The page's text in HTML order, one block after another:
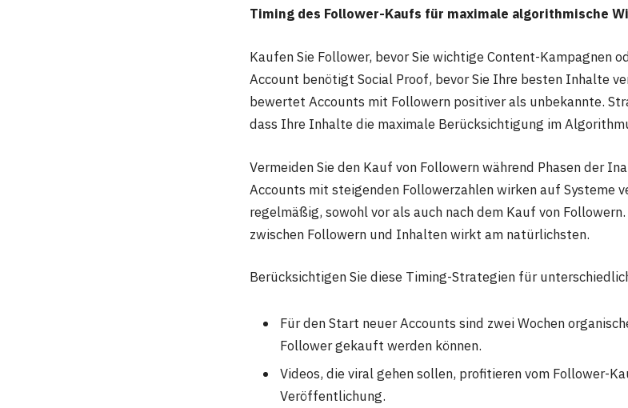
Timing des Follower-Kaufs für maximale algorithmische
Kaufen Sie Follower, bevor Sie wichtige Content-Kampagnen
Account benötigt Social Proof, bevor Sie Ihre besten Inhalte
bewertet Accounts mit Followern positiver als unbekannte.
dass Ihre Inhalte die maximale Berücksichtigung im
Vermeiden Sie den Kauf von Followern während Phasen der
Accounts mit steigenden Followerzahlen wirken auf Systeme
regelmäßig, sowohl vor als auch nach dem Kauf von
zwischen Followern und Inhalten wirkt am natürlichsten.
Berücksichtigen Sie diese Timing-Strategien für
Für den Start neuer Accounts sind zwei Wochen
Follower gekauft werden können.
Videos, die viral gehen sollen, profitieren vom Follower-
Veröffentlichung.